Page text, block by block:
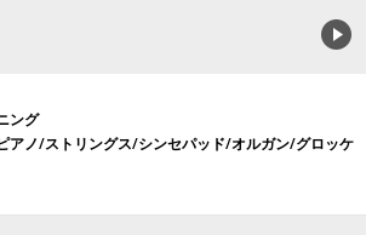
ング
アノ/ストリングス/シンセパッド/オルガン/グロッケ